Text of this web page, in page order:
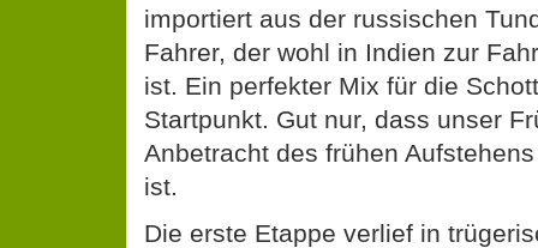
importiert aus der russischen
Fahrer, der wohl in Indien zur
ist. Ein perfekter Mix für die
Startpunkt. Gut nur, dass unser
Anbetracht des frühen
ist.
Die erste Etappe verlief in